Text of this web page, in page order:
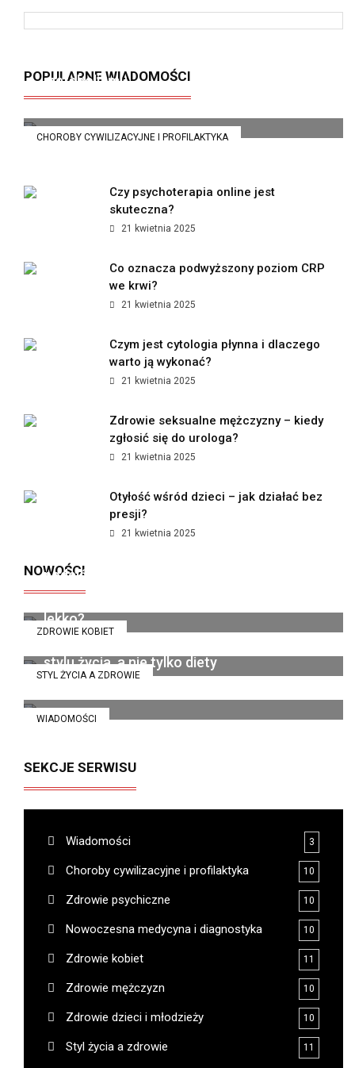
POPULARNE WIADOMOŚCI
CHOROBY CYWILIZACYJNE I PROFILAKTYKA
metabolizmu
Czy psychoterapia online jest
skuteczna?
21 kwietnia 2025
Co oznacza podwyższony poziom CRP
we krwi?
21 kwietnia 2025
Czym jest cytologia płynna i dlaczego
warto ją wykonać?
21 kwietnia 2025
Zdrowie seksualne mężczyzny – kiedy
zgłosić się do urologa?
21 kwietnia 2025
Otyłość wśród dzieci – jak działać bez
presji?
21 kwietnia 2025
NOWOŚCI
ZDROWIE KOBIET
podejście do kobiecego wellness?
STYL ŻYCIA A ZDROWIE
Dieta pudełkowa bez glutenu i laktozy - kiedy
organizm wreszcie zaczyna funkcjonować
lekko?
WIADOMOŚCI
stylu życia, a nie tylko diety
SEKCJE SERWISU
Wiadomości 3
Choroby cywilizacyjne i profilaktyka 10
Zdrowie psychiczne 10
Nowoczesna medycyna i diagnostyka 10
Zdrowie kobiet 11
Zdrowie mężczyzn 10
Zdrowie dzieci i młodzieży 10
Styl życia a zdrowie 11